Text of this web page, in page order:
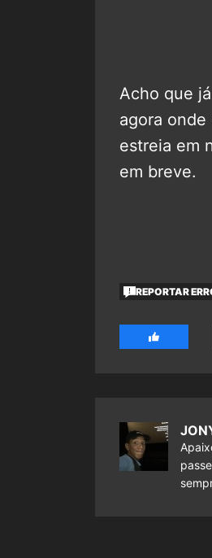
Acho que
agora
estreia em
em breve.
REPORTAR